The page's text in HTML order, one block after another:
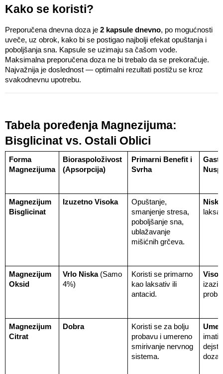
Kako se koristi?
Preporučena dnevna doza je 2 kapsule dnevno, po mogućnosti
uveče, uz obrok, kako bi se postigao najbolji efekat opuštanja i
poboljšanja sna. Kapsule se uzimaju sa čašom vode.
Maksimalna preporučena doza ne bi trebalo da se prekoračuje.
Najvažnija je doslednost — optimalni rezultati postižu se kroz
svakodnevnu upotrebu.
Tabela poređenja Magnezijuma:
Bisglicinat vs. Ostali Oblici
Forma
Magnezijuma
Bioraspoloživost
(Apsorpcija)
Primarni Benefit i
Svrha
Magnezijum
Bisglicinat
Izuzetno Visoka
Opuštanje,
smanjenje stresa,
poboljšanje sna,
ublažavanje
mišićnih grčeva.
Niska
Magnezijum
Oksid
Vrlo Niska (Samo
4%)
Koristi se primarno
kao laksativ ili
antacid.
Magnezijum
Citrat
Dobra
Koristi se za bolju
probavu i umereno
smirivanje nervnog
sistema.
imati
doza).